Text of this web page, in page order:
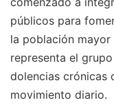
públicos para
la población
representa el
dolencias crónicas
movimiento diario.